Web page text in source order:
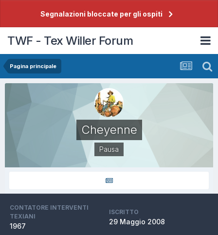
Segnalazioni bloccate per gli ospiti
TWF - Tex Willer Forum
Pagina principale
Cheyenne
Pausa
CONTATORE INTERVENTI
TEXIANI
1967
ISCRITTO
29 Maggio 2008